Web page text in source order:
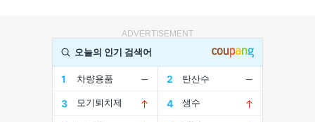
ADVERTISEMENT